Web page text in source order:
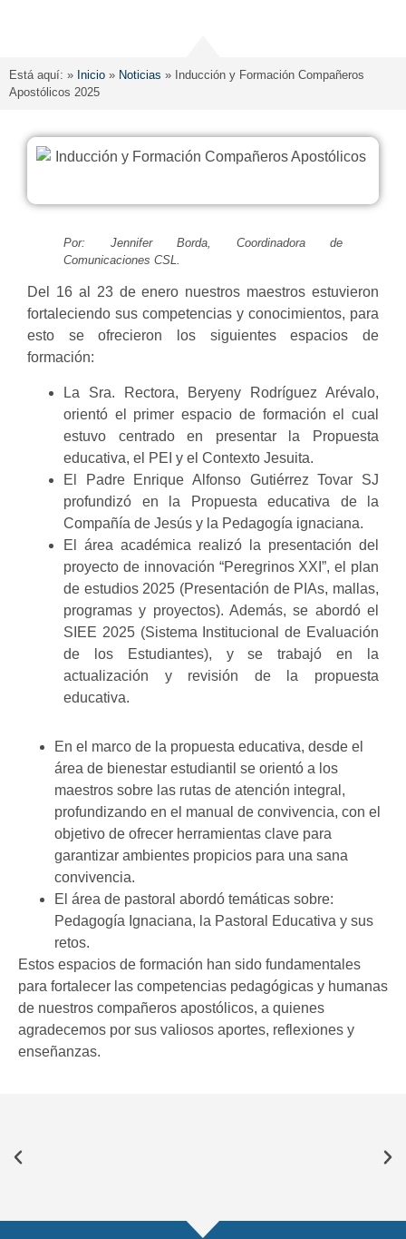
Está aquí: » Inicio » Noticias » Inducción y Formación Compañeros
Apostólicos 2025
Por: Jennifer Borda, Coordinadora de
Comunicaciones CSL.
Del 16 al 23 de enero nuestros maestros estuvieron
fortaleciendo sus competencias y conocimientos, para
esto se ofrecieron los siguientes espacios de
formación:
La Sra. Rectora, Beryeny Rodríguez Arévalo,
orientó el primer espacio de formación el cual
estuvo centrado en presentar la Propuesta
educativa, el PEI y el Contexto Jesuita.
El Padre Enrique Alfonso Gutiérrez Tovar SJ
profundizó en la Propuesta educativa de la
Compañía de Jesús y la Pedagogía ignaciana.
El área académica realizó la presentación del
proyecto de innovación “Peregrinos XXI”, el plan
de estudios 2025 (Presentación de PIAs, mallas,
programas y proyectos). Además, se abordó el
SIEE 2025 (Sistema Institucional de Evaluación
de los Estudiantes), y se trabajó en la
actualización y revisión de la propuesta
educativa.
En el marco de la propuesta educativa, desde el
área de bienestar estudiantil se orientó a los
maestros sobre las rutas de atención integral,
profundizando en el manual de convivencia, con el
objetivo de ofrecer herramientas clave para
garantizar ambientes propicios para una sana
convivencia.
El área de pastoral abordó temáticas sobre:
Pedagogía Ignaciana, la Pastoral Educativa y sus
retos.
Estos espacios de formación han sido fundamentales
para fortalecer las competencias pedagógicas y humanas
de nuestros compañeros apostólicos, a quienes
agradecemos por sus valiosos aportes, reflexiones y
enseñanzas.